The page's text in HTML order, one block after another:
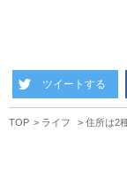
ツイートする
TOP ライフ 住所は2